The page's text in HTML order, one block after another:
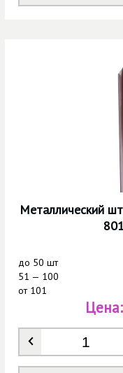
Металлический
до 50 шт
51 — 100
от101
Количество
Цена: